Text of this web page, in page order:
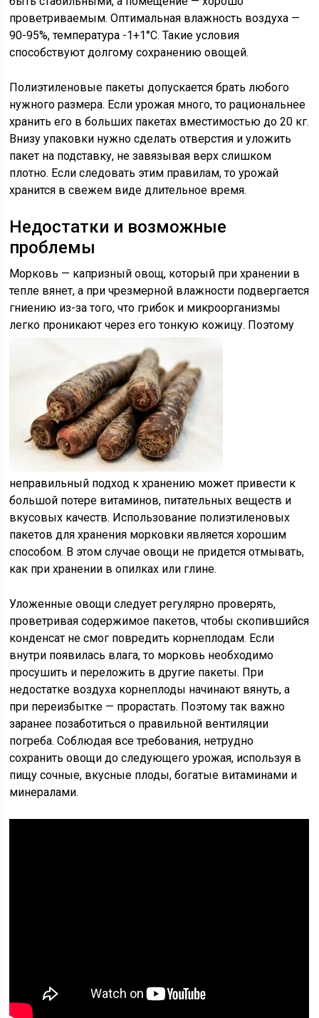
проветриваемым. Оптимальная влажность воздуха —
90-95%, температура -1+1°С. Такие условия
способствуют долгому сохранению овощей.
Полиэтиленовые пакеты допускается брать любого
нужного размера. Если урожая много, то рациональнее
хранить его в больших пакетах вместимостью до 20 кг.
Внизу упаковки нужно сделать отверстия и уложить
пакет на подставку, не завязывая верх слишком
плотно. Если следовать этим правилам, то урожай
хранится в свежем виде длительное время.
Недостатки и возможные
проблемы
Морковь — капризный овощ, который при хранении в
тепле вянет, а при чрезмерной влажности подвергается
гниению из-за того, что грибок и микроорганизмы
легко проникают через его тонкую кожицу. Поэтому
неправильный подход к хранению может привести к
большой потере витаминов, питательных веществ и
вкусовых качеств. Использование полиэтиленовых
пакетов для хранения морковки является хорошим
способом. В этом случае овощи не придется отмывать,
как при хранении в опилках или глине.
Уложенные овощи следует регулярно проверять,
проветривая содержимое пакетов, чтобы скопившийся
конденсат не смог повредить корнеплодам. Если
внутри появилась влага, то морковь необходимо
просушить и переложить в другие пакеты. При
недостатке воздуха корнеплоды начинают вянуть, а
при переизбытке — прорастать. Поэтому так важно
заранее позаботиться о правильной вентиляции
погреба. Соблюдая все требования, нетрудно
сохранить овощи до следующего урожая, используя в
пищу сочные, вкусные плоды, богатые витаминами и
минералами.